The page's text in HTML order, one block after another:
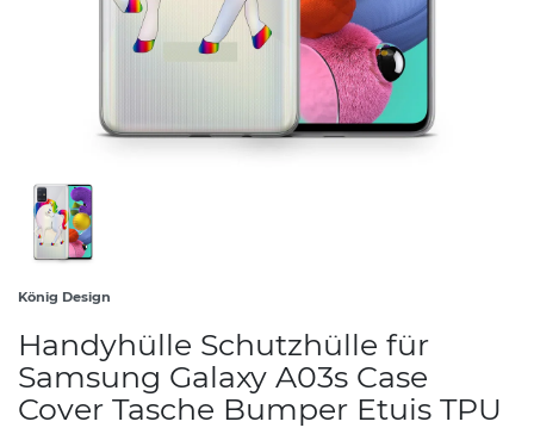
König Design
Handyhülle Schutzhülle für
Samsung Galaxy A03s Case
Cover Tasche Bumper Etuis TPU